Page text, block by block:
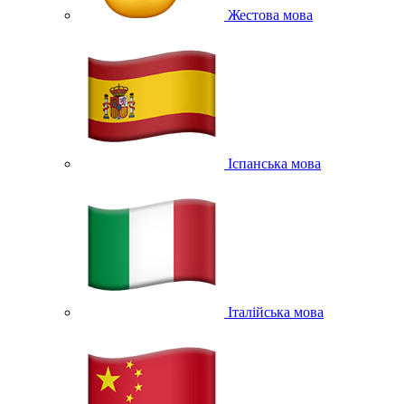
Жестова мова
Іспанська мова
Італійська мова